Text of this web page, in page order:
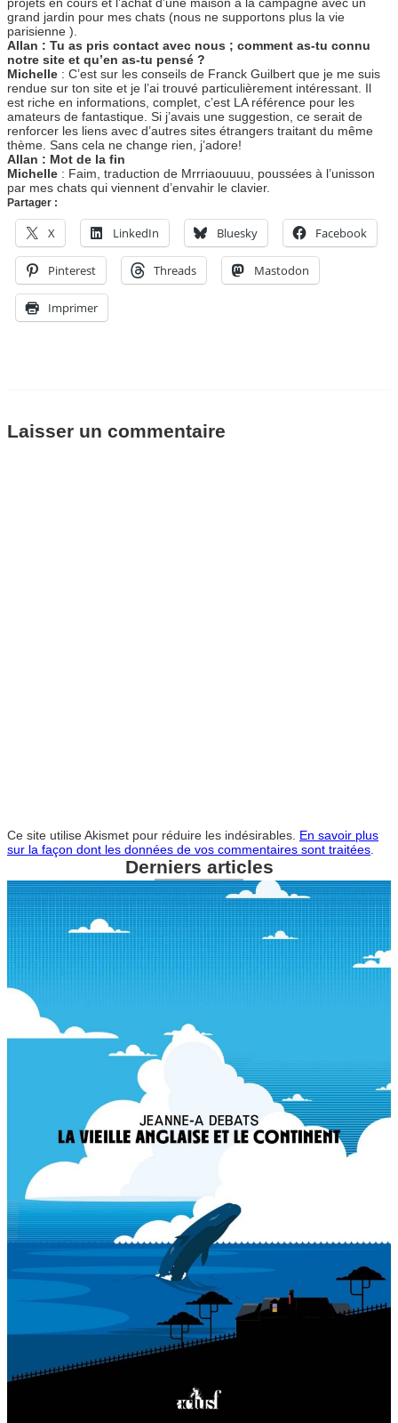
projets en cours et l’achat d’une maison à la campagne avec un
grand jardin pour mes chats (nous ne supportons plus la vie
parisienne ).
Allan : Tu as pris contact avec nous ; comment as-tu connu
notre site et qu’en as-tu pensé ?
Michelle : C’est sur les conseils de Franck Guilbert que je me suis
rendue sur ton site et je l’ai trouvé particulièrement intéressant. Il
est riche en informations, complet, c’est LA référence pour les
amateurs de fantastique. Si j’avais une suggestion, ce serait de
renforcer les liens avec d’autres sites étrangers traitant du même
thème. Sans cela ne change rien, j’adore!
Allan : Mot de la fin
Michelle : Faim, traduction de Mrrriaouuuu, poussées à l’unisson
par mes chats qui viennent d’envahir le clavier.
Partager :
X LinkedIn Bluesky Facebook
Pinterest Threads Mastodon
Imprimer
Laisser un commentaire
Ce site utilise Akismet pour réduire les indésirables. En savoir plus
sur la façon dont les données de vos commentaires sont traitées
Derniers articles